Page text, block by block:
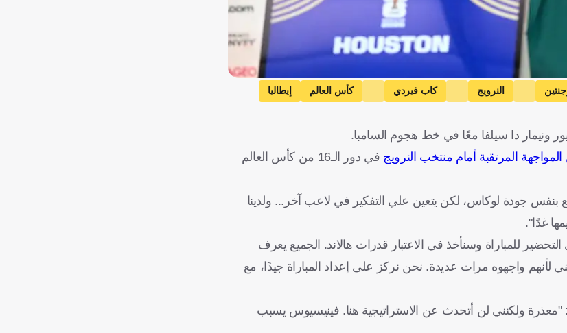
النرويج كاب فيردي كأس العالم
إيطاليا
ونيمار دا سيلفا معًا في خط هجوم السامبا.
المرتقبة أمام منتخب النرويج
في دور الـ16 من كأس العالم
بنفس جودة لوكاس، لكن يتعين علي التفكير في لاعب آخر... ولدينا
غدًا".
للمباراة وسنأخذ في الاعتبار قدرات هالاند. الجميع يعرف
واجهوه مرات عديدة. نحن نركز على إعداد المباراة جيدًا، مع
ولكنني لن أتحدث عن الاستراتيجية هنا. فينيسيوس يسبب